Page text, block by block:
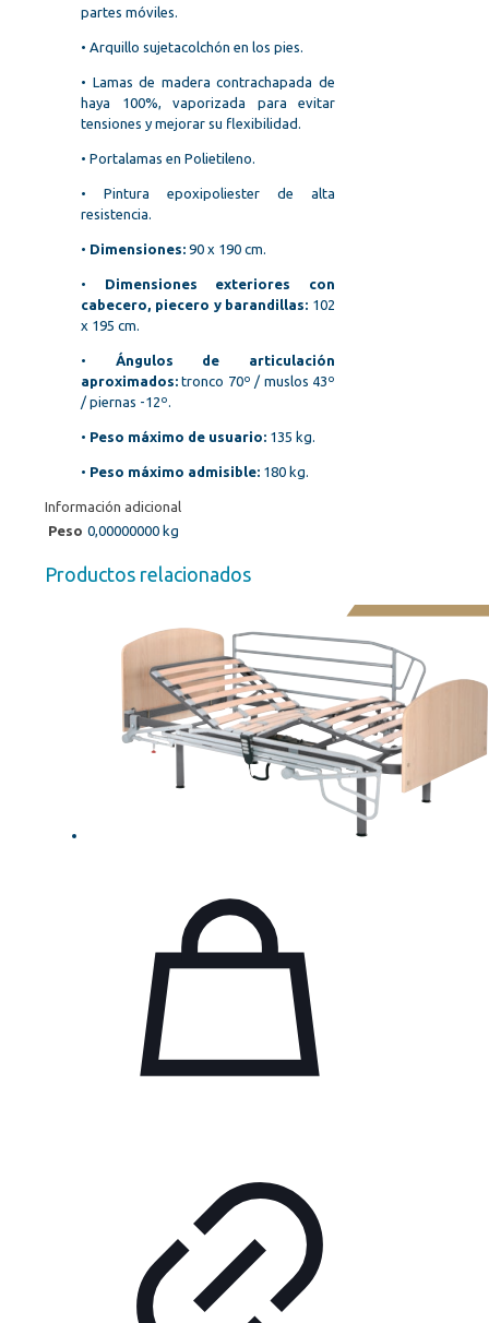
partes móviles.
• Arquillo sujetacolchón en los pies.
• Lamas de madera contrachapada de
haya 100%, vaporizada para evitar
tensiones y mejorar su flexibilidad.
• Portalamas en Polietileno.
• Pintura epoxipoliester de alta
resistencia.
• Dimensiones: 90 x 190 cm.
• Dimensiones exteriores con
cabecero, piecero y barandillas: 102
x 195 cm.
• Ángulos de articulación
aproximados: tronco 70º / muslos 43º
/ piernas -12º.
• Peso máximo de usuario: 135 kg.
• Peso máximo admisible: 180 kg.
Información adicional
Peso 0,00000000 kg
Productos relacionados